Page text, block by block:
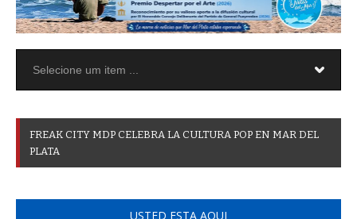
F_
USTED ESTA AQUI